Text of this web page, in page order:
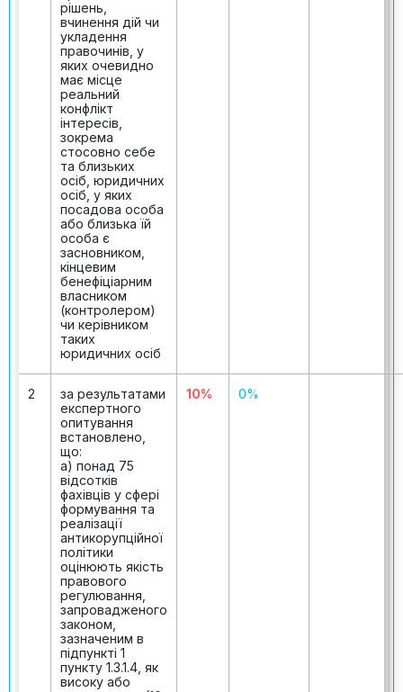
рішень,
вчинення дій чи
укладення
правочинів, у
яких очевидно
має місце
реальний
конфлікт
інтересів,
зокрема
стосовно себе
та близьких
осіб, юридичних
осіб, у яких
посадова особа
або близька їй
особа є
засновником,
кінцевим
бенефіціарним
власником
(контролером)
чи керівником
таких
юридичних осіб
2
за результатами
експертного
опитування
встановлено,
що:
а) понад 75
відсотків
фахівців у сфері
формування та
реалізації
антикорупційної
політики
оцінюють якість
правового
регулювання,
запровадженого
законом,
зазначеним в
підпункті 1
пункту 1.3.1.4, як
високу або
10% 0%